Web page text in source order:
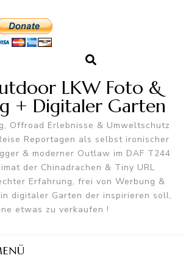
LKW Foto &
+ Digitaler Garten
Offroad Erlebnisse & Umweltschutz
Reportagen als selbst ironischer
& moderner Outlaw im DAF T244
der Chinadrachen & Tiny URL
Erfahrung, frei von Werbung &
digitaler Garten der inspirieren soll,
etwas zu verkaufen !